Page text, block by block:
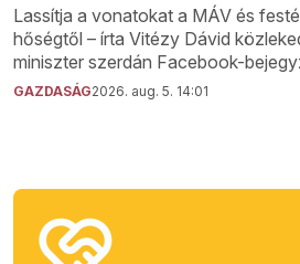
Lassítja a vonatokat a MÁV és
hőségtől – írta Vitézy Dávid
miniszter szerdán Facebook-
GAZDASÁG2026. aug. 5. 14:01